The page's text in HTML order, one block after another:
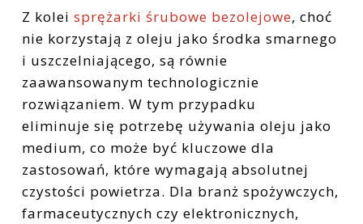
Z kolei sprężarki śrubowe bezolejowe, choć
nie korzystają z oleju jako środka smarnego
i uszczelniającego, są równie
zaawansowanym technologicznie
rozwiązaniem. W tym przypadku
eliminuje się potrzebę używania oleju jako
medium, co może być kluczowe dla
zastosowań, które wymagają absolutnej
czystości powietrza. Dla branż spożywczych,
farmaceutycznych czy elektronicznych,